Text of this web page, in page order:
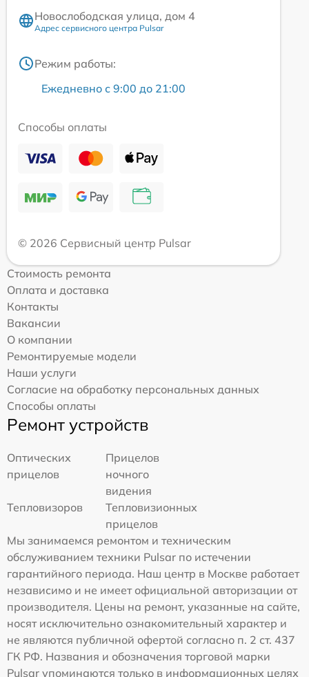
Новослободская улица, дом 4
Адрес сервисного центра Pulsar
Режим работы:
Ежедневно с 9:00 до 21:00
Способы оплаты
© 2026 Сервисный центр Pulsar
Стоимость ремонта
Оплата и доставка
Контакты
Вакансии
О компании
Ремонтируемые модели
Наши услуги
Согласие на обработку персональных данных
Способы оплаты
Ремонт устройств
Оптических
прицелов
Прицелов
ночного
видения
Тепловизоров
Тепловизионных
прицелов
Мы занимаемся ремонтом и техническим
обслуживанием техники Pulsar по истечении
гарантийного периода. Наш центр в Москве работает
независимо и не имеет официальной авторизации от
производителя. Цены на ремонт, указанные на сайте,
носят исключительно ознакомительный характер и
не являются публичной офертой согласно п. 2 ст. 437
ГК РФ. Названия и обозначения торговой марки
Pulsar упоминаются только в информационных целях